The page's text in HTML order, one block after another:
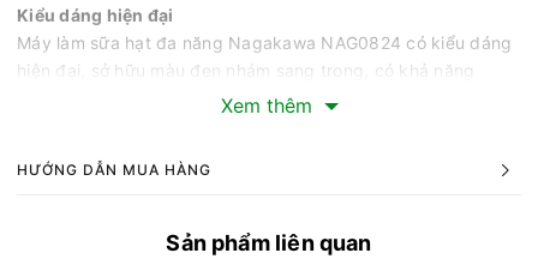
Kiểu dáng hiện đại
Máy làm sữa hạt đa năng Nagakawa NAG0824 có kiểu dáng
hiện đại, sở hữu màu đen nhám sang trọng, có khả năng
chống trầy xước, cho độ bền cao.
Máy làm sữa hạt Nagakawa dùng lưỡi dao làm bằng thép
làm ra những ly sữa hạt sánh mịn hơn và hạn chế tình trạng
Xem thêm
HƯỚNG DẪN MUA HÀNG
Sản phẩm liên quan